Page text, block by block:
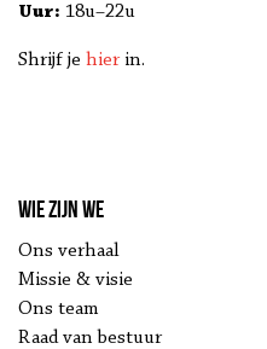
Uur: 18u–22u
Shrijf je hierin.
Wie zijn we
Ons verhaal
Missie & visie
Ons team
Raad van bestuur